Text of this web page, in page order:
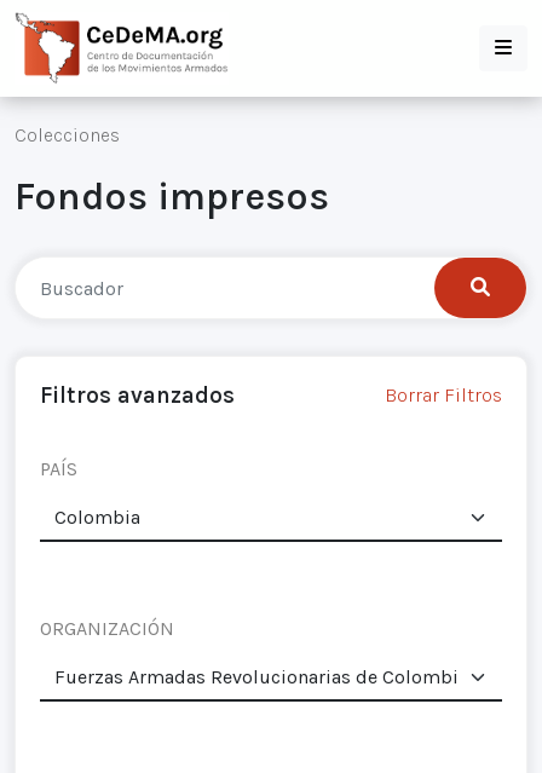
Colecciones
Fondos impresos
Filtros avanzados Borrar Filtros
PAÍS
ORGANIZACIÓN